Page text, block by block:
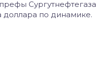
Сургутнефтегаза
доллара по динамике.